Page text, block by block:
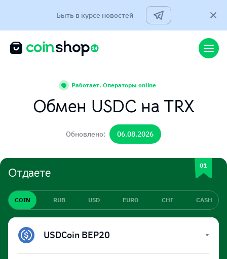
Быть в курсе новостей
Работает. Операторы online
Обмен USDC на TRX
Обновлено: 06.08.2026
Отдаете
COIN RUB USD EURO СНГ CASH
USDCoin BEP20